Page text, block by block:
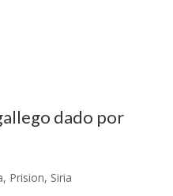
dado por
, Prision, Siria